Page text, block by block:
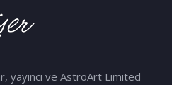
yayıncı ve AstroArt Limited